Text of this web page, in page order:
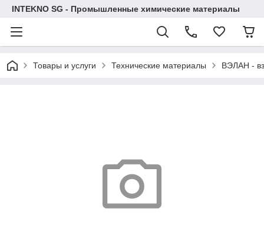
INTEKNO SG - Промышленные химические материалы
Товары и услуги Технические материалы ВЭЛАН -